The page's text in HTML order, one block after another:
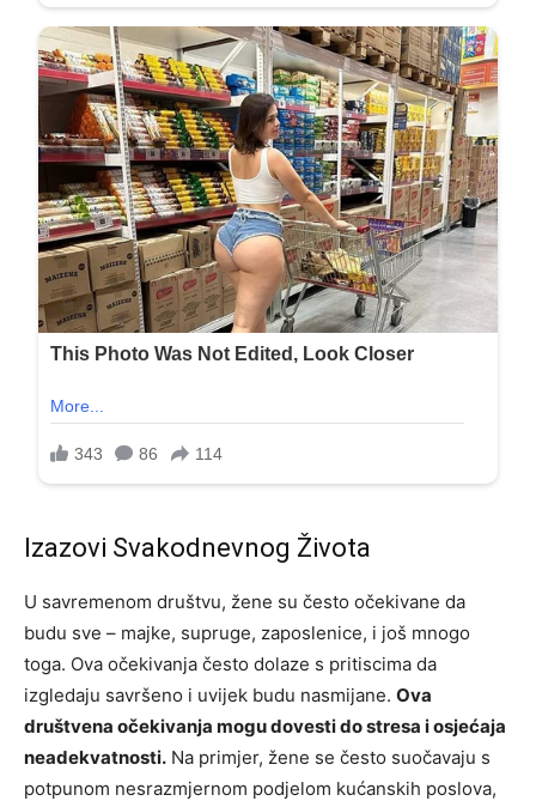
Izazovi Svakodnevnog Života
U savremenom društvu, žene su često očekivane da
budu sve – majke, supruge, zaposlenice, i još mnogo
toga. Ova očekivanja često dolaze s pritiscima da
izgledaju savršeno i uvijek budu nasmijane. Ova
društvena očekivanja mogu dovesti do stresa i osjećaja
neadekvatnosti. Na primjer, žene se često suočavaju s
potpunom nesrazmjernom podjelom kućanskih poslova,